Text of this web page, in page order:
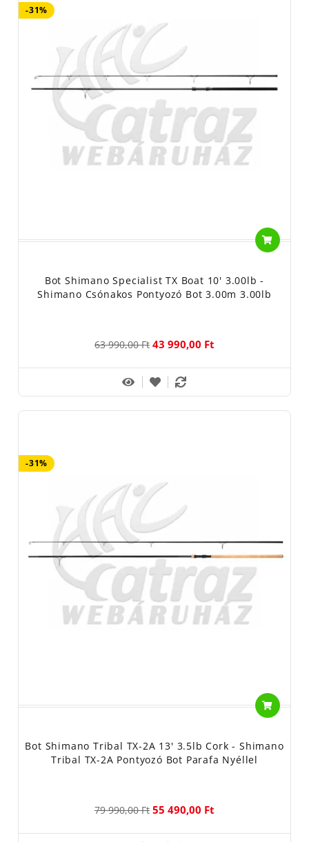
Használati útmutató: horgászfelszerelés, horgászati célra.
A horgászbotok anyaga: karbon, üvegszál.
A horgászbot az elektromos áramot vezeti, ezért
körültekintően használja!
Tisztítása: tiszta vízzel, puha rongy segítségével
Használat közben kerülje a horgászbotok túlterhelését!
-31%
Bot Shimano Specialist TX Boat 10' 3.00lb -
Shimano Csónakos Pontyozó Bot 3.00m 3.00lb
63 990,00 Ft 43 990,00 Ft
-31%
Bot Shimano Tribal TX-2A 13' 3.5lb Cork - Shimano
Tribal TX-2A Pontyozó Bot Parafa Nyéllel
79 990,00 Ft 55 490,00 Ft